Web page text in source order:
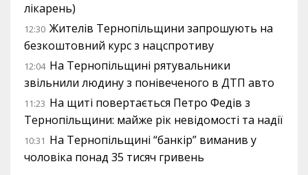
лікарень)
12:30 Жителів Тернопільщини запрошують на
безкоштовний курс з нацспротиву
12:04 На Тернопільщині рятувальники
звільнили людину з понівеченого в ДТП авто
11:23 На щиті повертається Петро Федів з
Тернопільщини: майже рік невідомості та надії
10:31 На Тернопільщині “банкір” виманив у
чоловіка понад 35 тисяч гривень